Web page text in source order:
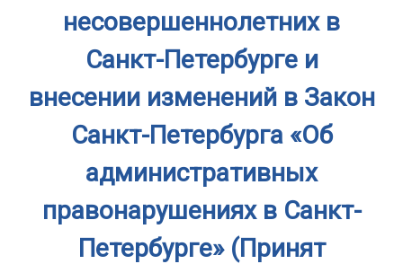
несовершеннолетних в
Санкт-Петербурге и
внесении изменений в Закон
Санкт-Петербурга «Об
административных
правонарушениях в Санкт-
Петербурге» (Принят